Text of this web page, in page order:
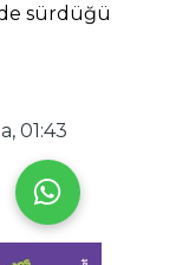
sürdüğü
01:43